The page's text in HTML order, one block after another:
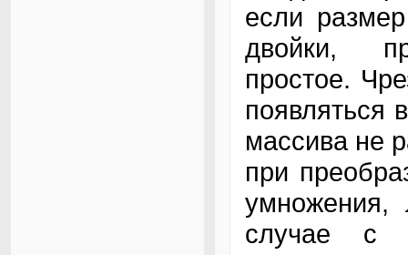
если
двойки,
простое.
появляться
массива не
при
умножения,
случае с